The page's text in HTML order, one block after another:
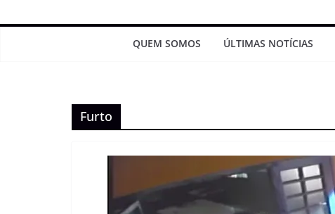
QUEM SOMOS ÚLTIMAS NOTÍCIAS
Furto